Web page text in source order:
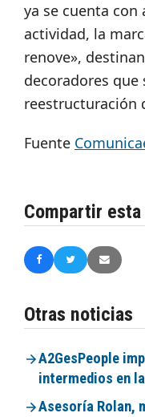
ya se cuenta con
actividad, la
renove»,
decoradores que
reestructuración
Fuente
Compartir
Otras noticias
A2GesPeople
intermedios en
Asesoría Rolan,